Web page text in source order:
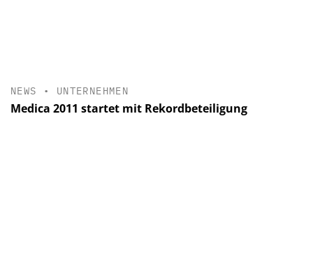
NEWS • UNTERNEHMEN
Medica 2011 startet mit Rekordbeteiligung